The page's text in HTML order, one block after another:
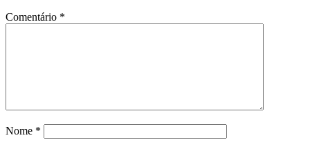
Comentário *
Nome *